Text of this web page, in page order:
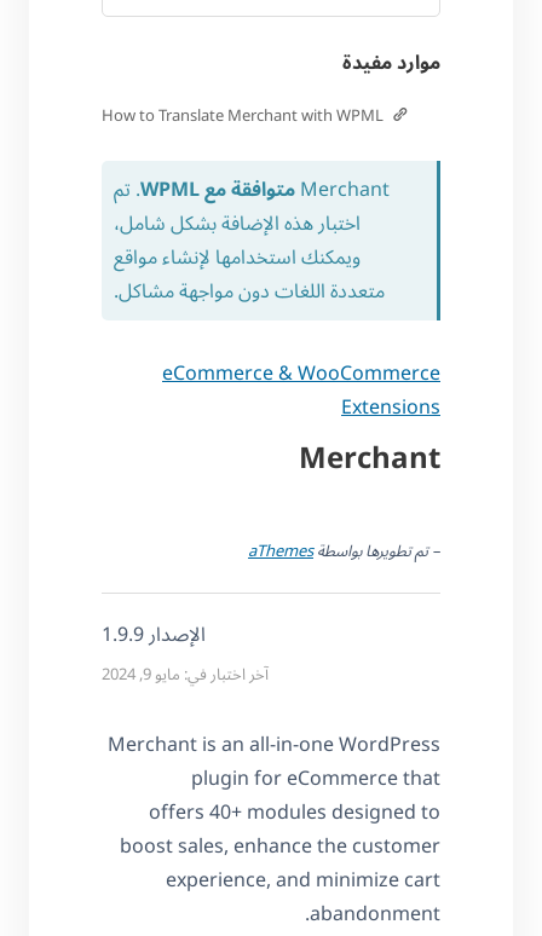
موارد مفيدة
How to Translate Merchant with WPML
Merchantمتوافقة مع WPML
. تم
اختبار هذه الإضافة بشكل شامل،
ويمكنك استخدامها لإنشاء مواقع
متعددة اللغات دون مواجهة مشاكل.
eCommerce & WooCommerce
Extensions
Merchant
– تم تطويرها بواسطةaThemes
الإصدار 1.9.9
آخر اختبار في: مايو 9, 2024
Merchant is an all-in-one WordPress
plugin for eCommerce that
offers 40+ modules designed to
boost sales, enhance the customer
experience, and minimize cart
abandonment.